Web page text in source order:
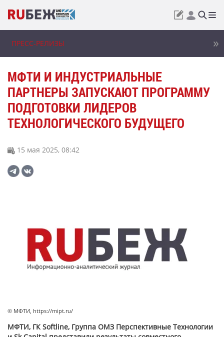
ПРЕСС-РЕЛИЗЫ
МФТИ И ИНДУСТРИАЛЬНЫЕ
ПАРТНЕРЫ ЗАПУСКАЮТ ПРОГРАММУ
ПОДГОТОВКИ ЛИДЕРОВ
ТЕХНОЛОГИЧЕСКОГО БУДУЩЕГО
15 мая 2025, 08:42
© МФТИ, https://mipt.ru/
МФТИ, ГК Softline, Группа ОМЗ Перспективные Технологии